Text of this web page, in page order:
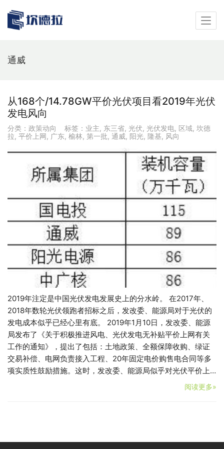
通威
从168个/14.78GW平价光伏项目看2019年光伏
发电风向
分类： 政策动向 标签： 业主, 东三省, 光伏, 光伏发电, 区域, 坎德
拉, 平价上网, 广东, 榆林, 第一批, 通威, 阳光, 隆基, 风向
2019年注定是中国光伏发电发展史上的分水岭。 在2017年、
2018年数轮光伏领跑者招标之后，发改委、能源局对于光伏的
发电成本似乎已经心里有底。 2019年1月10日，发改委、能源
局发布了《关于积极推进风电、光伏发电无补贴平价上网有关
工作的通知》，提出了包括：土地政策、全额保障收购、绿证
交易补偿、电网负责接入工程、20年固定电价购售电合同等多
项实质性鼓励措施。这时，发改委、能源局似乎对光伏平价上…
阅读更多»